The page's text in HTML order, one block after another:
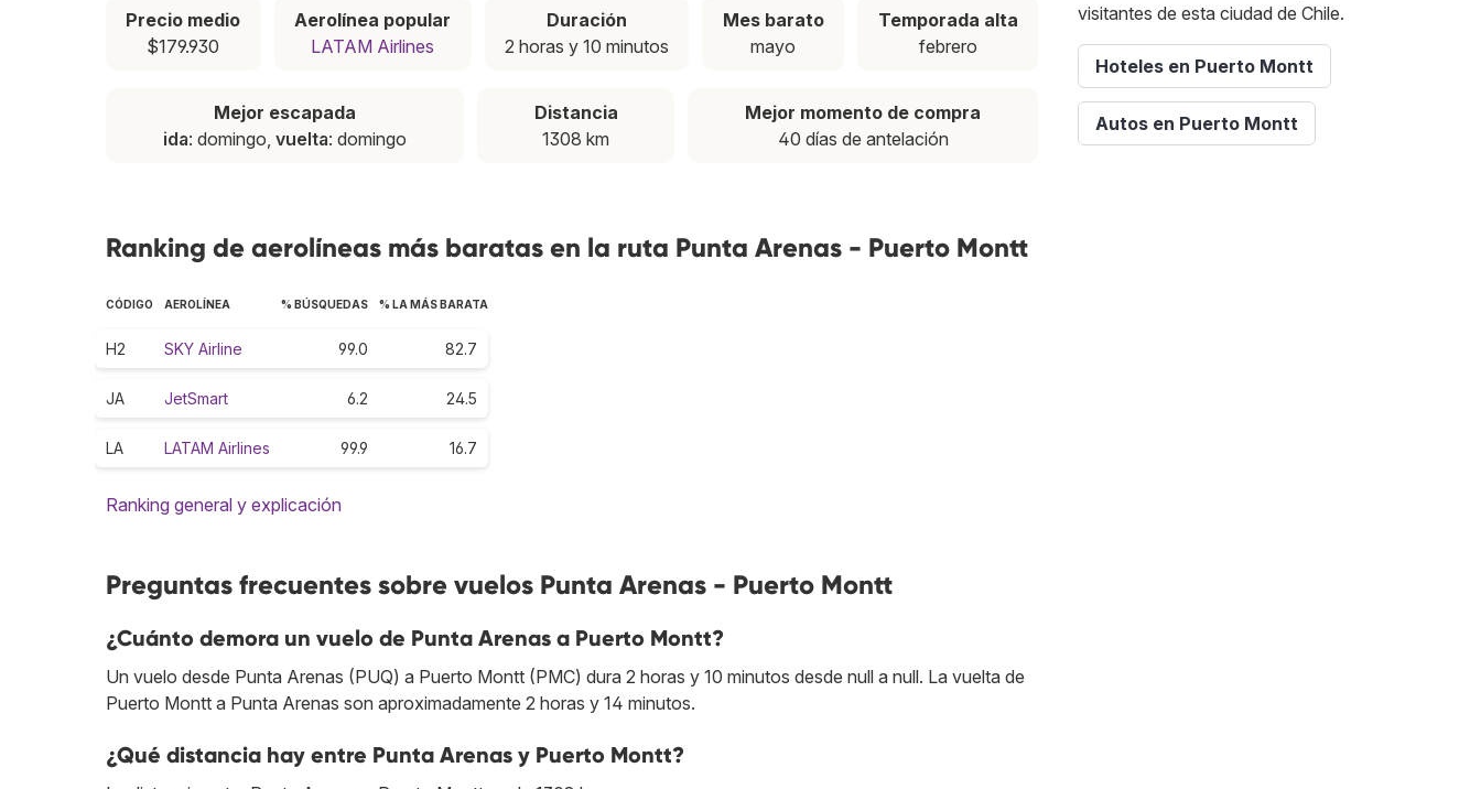
Precio medio
$179.930
Aerolínea popular
LATAM Airlines
Duración
2 horas y 10 minutos
Mes barato
mayo
Temporada alta
febrero
Mejor escapada
ida: domingo, vuelta: domingo
Distancia
1308 km
Mejor momento de compra
40 días de antelación
Ranking de aerolíneas más baratas en la ruta Punta Arenas - Puerto Montt
CÓDIGO AEROLÍNEA % BÚSQUEDAS % LA MÁS BARATA
H2 SKY Airline 99.0 82.7
JA JetSmart 6.2 24.5
LA LATAM Airlines 99.9 16.7
Ranking general y explicación
Preguntas frecuentes sobre vuelos Punta Arenas - Puerto Montt
¿Cuánto demora un vuelo de Punta Arenas a Puerto Montt?
Un vuelo desde Punta Arenas (PUQ) a Puerto Montt (PMC) dura 2 horas y 10 minutos desde null a null. La vuelta de
Puerto Montt a Punta Arenas son aproximadamente 2 horas y 14 minutos.
¿Qué distancia hay entre Punta Arenas y Puerto Montt?
visitantes de esta ciudad de Chile.
Hoteles en Puerto Montt
Autos en Puerto Montt